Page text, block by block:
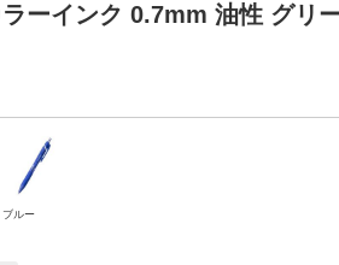
ーインク 0.7mm 油性 グリ
ブルー